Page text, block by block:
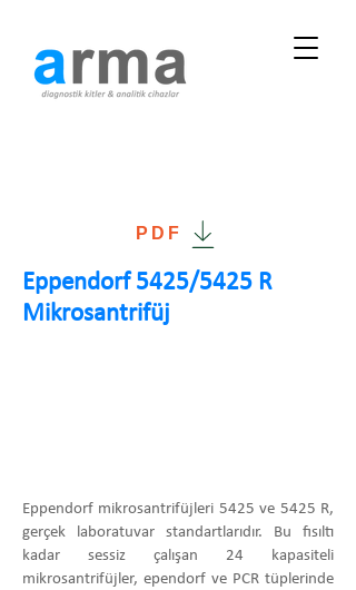
PDF
Eppendorf 5425/5425 R
Mikrosantrifüj
Eppendorf mikrosantrifüjleri 5425 ve 5425 R,
gerçek laboratuvar standartlarıdır. Bu fısıltı
kadar sessiz çalışan 24 kapasiteli
mikrosantrifüjler, ependorf ve PCR tüplerinde